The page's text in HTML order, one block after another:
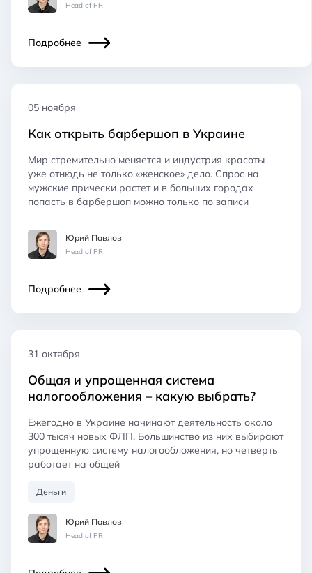
Head of PR
Подробнее
05 ноября
Как открыть барбершоп в Украине
Мир стремительно меняется и индустрия красоты
уже отнюдь не только «женское» дело. Спрос на
мужские прически растет и в больших городах
попасть в барбершоп можно только по записи
Юрий Павлов
Head of PR
Подробнее
31 октября
Общая и упрощенная система
налогообложения – какую выбрать?
Ежегодно в Украине начинают деятельность около
300 тысяч новых ФЛП. Большинство из них выбирают
упрощенную систему налогообложения, но четверть
работает на общей
Деньги
Юрий Павлов
Head of PR